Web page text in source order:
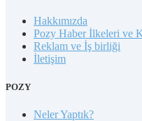
Hakkımızda
Pozy Haber İlkeleri ve
Reklam ve İş birliği
İletişim
POZY
Neler Yaptık?